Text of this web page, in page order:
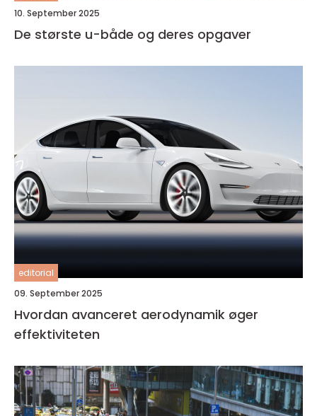
10. September 2025
De største u-både og deres opgaver
editorial
09. September 2025
Hvordan avanceret aerodynamik øger
effektiviteten